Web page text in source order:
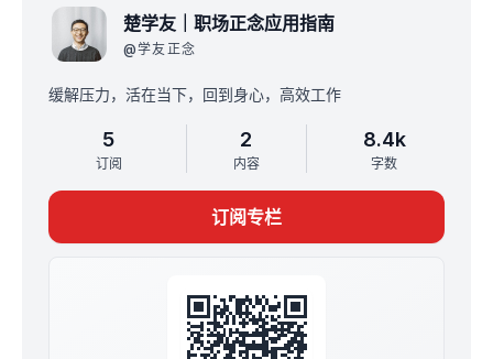
楚学友｜职场正念应用指南
@学友正念
缓解压力，活在当下，回到身心，高效工作
5
订阅
2
内容
8.4k
字数
订阅专栏